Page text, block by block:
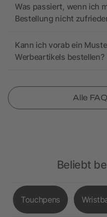
Was passiert, wenn ich
Bestellung nicht
Kann ich vorab ein
Werbeartikels bestellen?
Alle
Beliebt
Touchpens